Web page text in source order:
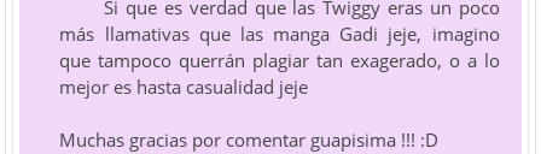
Si que es verdad que las Twiggy eras un poco
más llamativas que las manga Gadi jeje, imagino
que tampoco querrán plagiar tan exagerado, o a lo
mejor es hasta casualidad jeje
Muchas gracias por comentar guapisima !!! :D